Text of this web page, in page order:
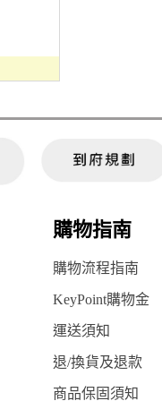
購物指南
購物流程指南
KeyPoint購物金
運送須知
退/換貨及退款
商品保固須知